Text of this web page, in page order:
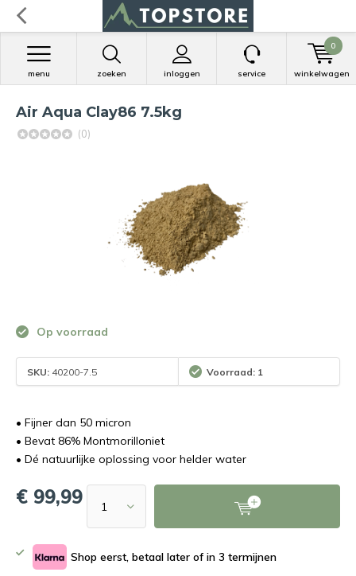
zoeken inloggen
menu service winkelwagen
0
Air Aqua Clay86 7.5kg
(0)
Op voorraad
SKU: 40200-7.5 Voorraad: 1
• Fijner dan 50 micron
• Bevat 86% Montmorilloniet
• Dé natuurlijke oplossing voor helder water
€ 99,99
Shop eerst, betaal later of in 3 termijnen